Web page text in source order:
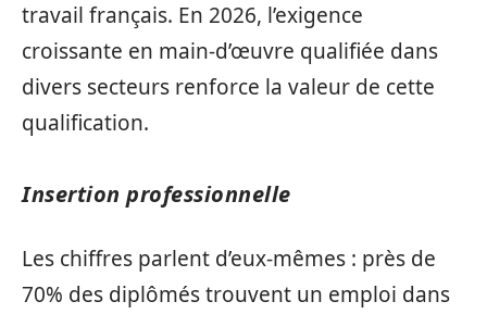
travail français. En 2026, l’exigence
croissante en main-d’œuvre qualifiée dans
divers secteurs renforce la valeur de cette
qualification.
Insertion professionnelle
Les chiffres parlent d’eux-mêmes : près de
70% des diplômés trouvent un emploi dans